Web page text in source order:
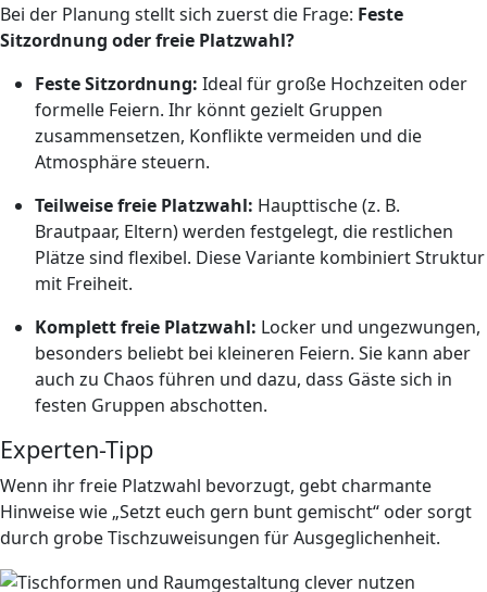
Bei der Planung stellt sich zuerst die Frage: Feste
Sitzordnung oder freie Platzwahl?
Feste Sitzordnung: Ideal für große Hochzeiten oder
formelle Feiern. Ihr könnt gezielt Gruppen
zusammensetzen, Konflikte vermeiden und die
Atmosphäre steuern.
Teilweise freie Platzwahl: Haupttische (z. B.
Brautpaar, Eltern) werden festgelegt, die restlichen
Plätze sind flexibel. Diese Variante kombiniert Struktur
mit Freiheit.
Komplett freie Platzwahl: Locker und ungezwungen,
besonders beliebt bei kleineren Feiern. Sie kann aber
auch zu Chaos führen und dazu, dass Gäste sich in
festen Gruppen abschotten.
Experten-Tipp
Wenn ihr freie Platzwahl bevorzugt, gebt charmante
Hinweise wie „Setzt euch gern bunt gemischt“ oder sorgt
durch grobe Tischzuweisungen für Ausgeglichenheit.